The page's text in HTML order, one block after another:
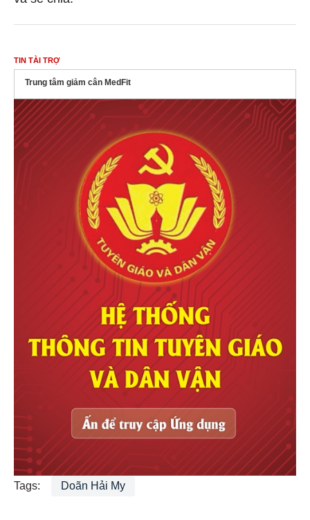
TIN TÀI TRỢ
Trung tâm giảm cân MedFit
Tags: Doãn Hải My